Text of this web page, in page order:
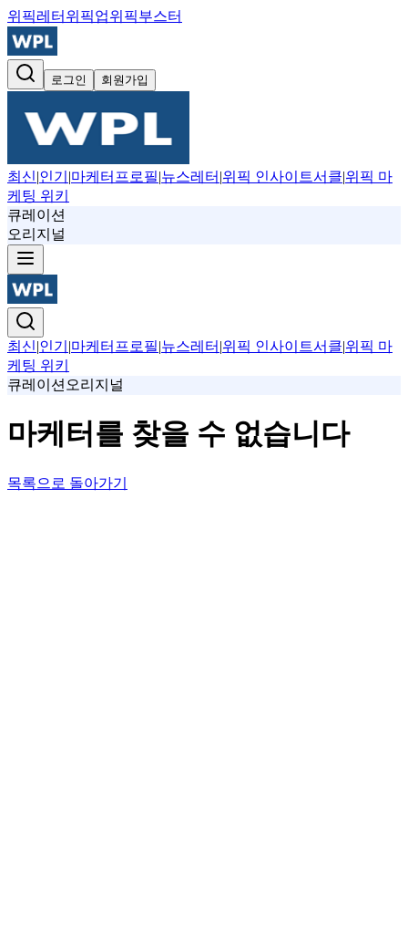
위픽레터 위픽업위픽부스터
로그인 회원가입
최신|인기 |마케터프로필|뉴스레터 |위픽 인사이트서클|위픽 마
케팅 위키
큐레이션
오리지널
최신|인기 |마케터프로필|뉴스레터 |위픽 인사이트서클|위픽 마
케팅 위키
큐레이션 오리지널
마케터를 찾을 수 없습니다
목록으로 돌아가기